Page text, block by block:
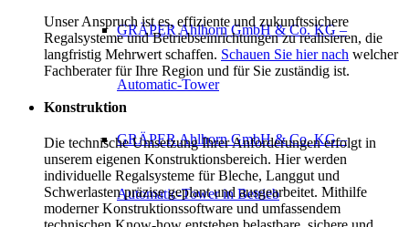
GRÄPER Ahlhorn GmbH & Co. KG –
Automatic-Tower
GRÄPER Ahlhorn GmbH & Co. KG –
Automatic-Tower in Betrieb
Unser Anspruch ist es, effiziente und zukunftssichere
Regalsysteme und Betriebseinrichtungen zu realisieren, die
langfristig Mehrwert schaffen. Schauen Sie hier nach welcher
Fachberater für Ihre Region und für Sie zuständig ist.
Konstruktion
Die technische Umsetzung Ihrer Anforderungen erfolgt in
unserem eigenen Konstruktionsbereich. Hier werden
individuelle Regalsysteme für Bleche, Langgut und
Schwerlasten präzise geplant und ausgearbeitet. Mithilfe
moderner Konstruktionssoftware und umfassendem